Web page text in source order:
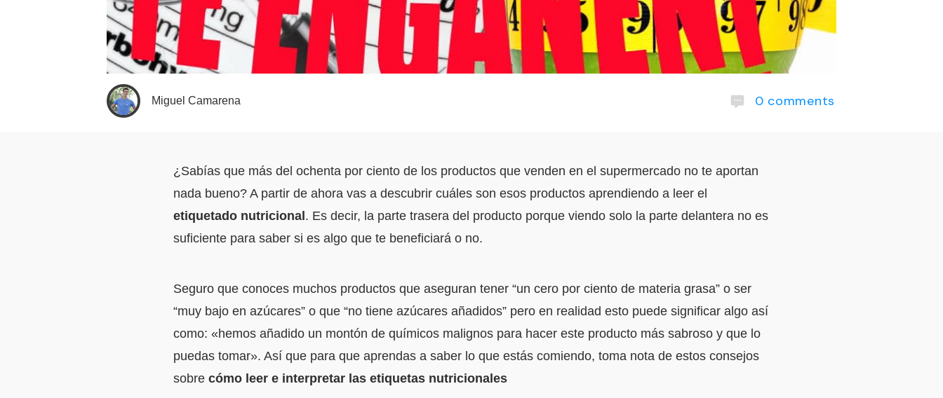
Miguel Camarena 0 comments
¿Sabías que más del ochenta por ciento de los productos que venden en el supermercado no te aportan
nada bueno? A partir de ahora vas a descubrir cuáles son esos productos aprendiendo a leer el
etiquetado nutricional. Es decir, la parte trasera del producto porque viendo solo la parte delantera no es
suficiente para saber si es algo que te beneficiará o no.
Seguro que conoces muchos productos que aseguran tener “un cero por ciento de materia grasa” o ser
“muy bajo en azúcares” o que “no tiene azúcares añadidos” pero en realidad esto puede significar algo así
como: «hemos añadido un montón de químicos malignos para hacer este producto más sabroso y que lo
puedas tomar». Así que para que aprendas a saber lo que estás comiendo, toma nota de estos consejos
sobre cómo leer e interpretar las etiquetas nutricionales